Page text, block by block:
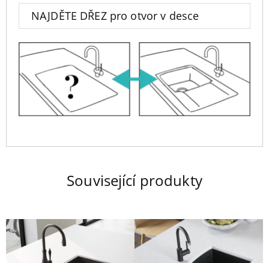
NAJDĚTE DŘEZ pro otvor v desce
Související produkty